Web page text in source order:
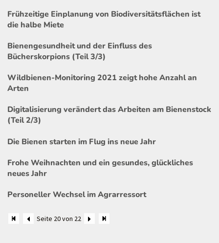
Frühzeitige Einplanung von Biodiversitätsflächen ist
die halbe Miete
Bienengesundheit und der Einfluss des
Bücherskorpions (Teil 3/3)
Wildbienen-Monitoring 2021 zeigt hohe Anzahl an
Arten
Digitalisierung verändert das Arbeiten am Bienenstock
(Teil 2/3)
Die Bienen starten im Flug ins neue Jahr
Frohe Weihnachten und ein gesundes, glückliches
neues Jahr
Personeller Wechsel im Agrarressort
Seite 20 von 22